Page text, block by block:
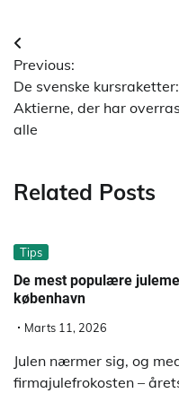
Previous:
De svenske kursraketter:
Aktierne, der har
alle
Related Posts
Tips
De mest populære
københavn
Marts 11, 2026
Julen nærmer sig, og
firmajulefrokosten –